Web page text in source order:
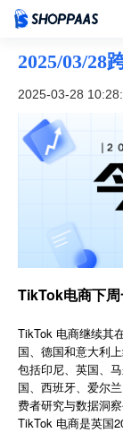
首页
定价
模板中心
合作伙伴
了解我们
简体中文
2025/03/28
2025-03-28
TikTok电商下
TikTok 电商继续其
国、德国和意大利
包括印尼、英国、
国、西班牙、爱尔
费者研究与数据洞
TikTok 电商是英国